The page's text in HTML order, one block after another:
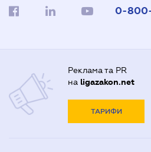
0-
Реклама та PR
на ligazakon.net
ТАРИФИ